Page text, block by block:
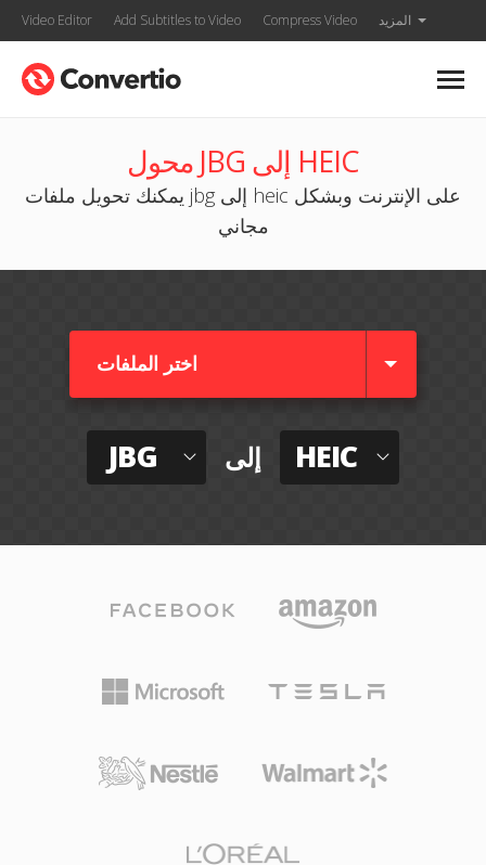
Video Editor Add Subtitles to Video Compress Video المزيد
محول JBG إلى HEIC
يمكنك تحويل ملفات jbg إلى heic على الإنترنت وبشكل
مجاني
اختر الملفات
JBG إلى HEIC